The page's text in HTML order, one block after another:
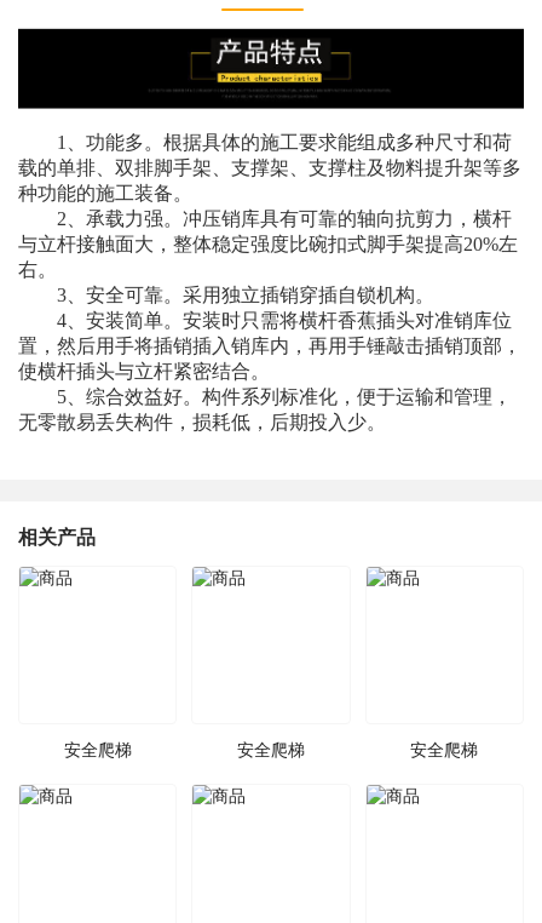
1、功能多。根据具体的施工要求能组成多种尺寸和荷
载的单排、双排脚手架、支撑架、支撑柱及物料提升架等多
种功能的施工装备。
2、承载力强。冲压销库具有可靠的轴向抗剪力，横杆
与立杆接触面大，整体稳定强度比碗扣式脚手架提高20%左
右。
3、安全可靠。采用独立插销穿插自锁机构。
4、安装简单。安装时只需将横杆香蕉插头对准销库位
置，然后用手将插销插入销库内，再用手锤敲击插销顶部，
使横杆插头与立杆紧密结合。
5、综合效益好。构件系列标准化，便于运输和管理，
无零散易丢失构件，损耗低，后期投入少。
相关产品
安全爬梯 安全爬梯 安全爬梯